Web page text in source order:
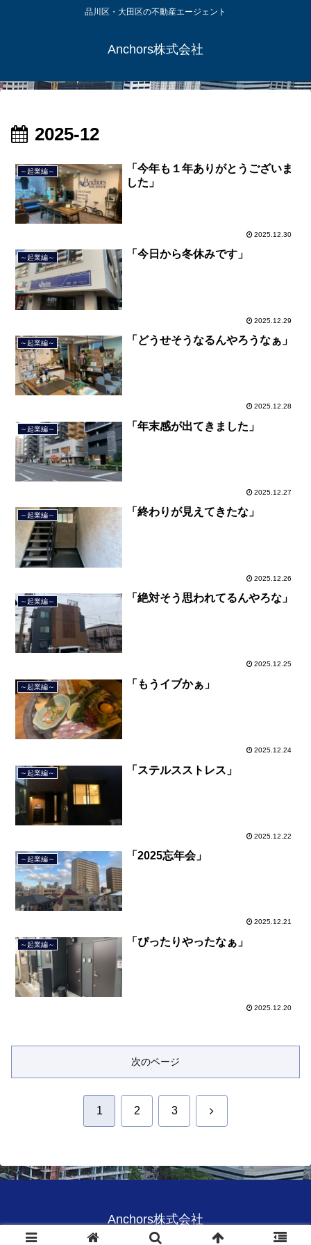
品川区・大田区の不動産エージェント
Anchors株式会社
2025-12
～起業編～
「今年も１年ありがとうございま
した」
2025.12.30
～起業編～ 「今日から冬休みです」
2025.12.29
～起業編～ 「どうせそうなるんやろうなぁ」
2025.12.28
～起業編～ 「年末感が出てきました」
2025.12.27
～起業編～ 「終わりが見えてきたな」
2025.12.26
～起業編～ 「絶対そう思われてるんやろな」
2025.12.25
～起業編～ 「もうイブかぁ」
2025.12.24
～起業編～ 「ステルスストレス」
2025.12.22
～起業編～ 「2025忘年会」
2025.12.21
～起業編～ 「ぴったりやったなぁ」
2025.12.20
次のページ
1 2 3 次
Anchors株式会社
© 2020 Anchors株式会社.